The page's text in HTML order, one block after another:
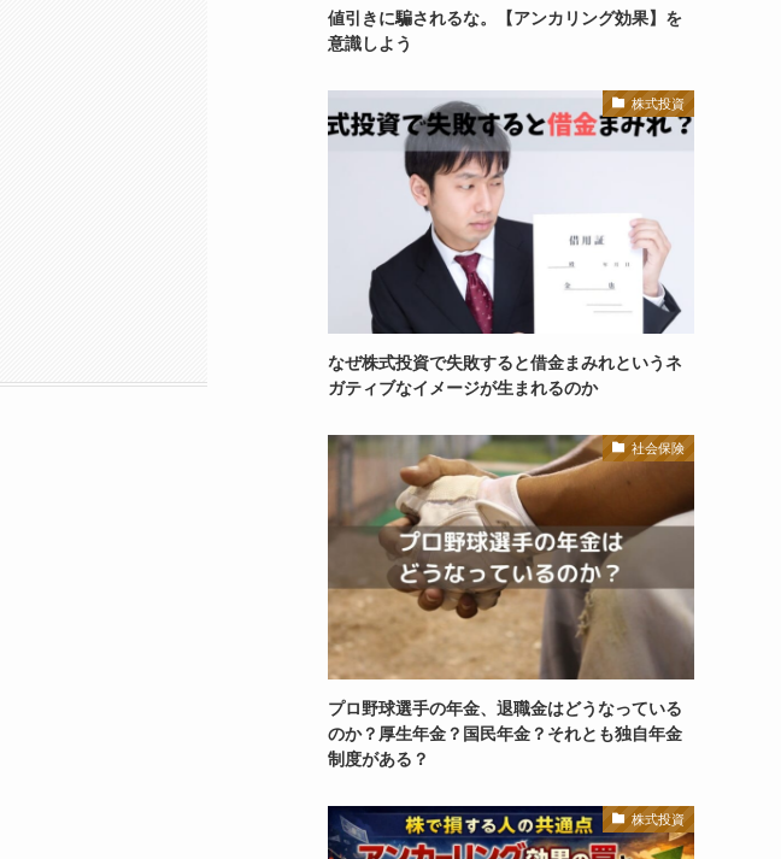
値引きに騙されるな。【アンカリング効果】を
意識しよう
株式投資
なぜ株式投資で失敗すると借金まみれというネ
ガティブなイメージが生まれるのか
社会保険
プロ野球選手の年金、退職金はどうなっている
のか？厚生年金？国民年金？それとも独自年金
制度がある？
株式投資